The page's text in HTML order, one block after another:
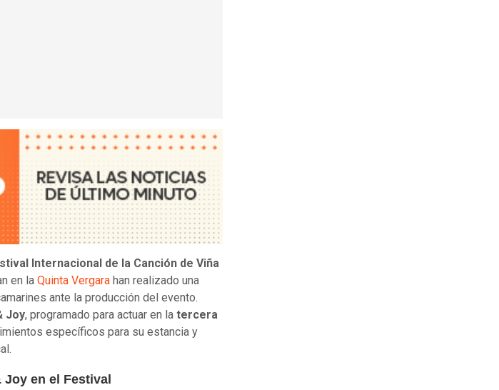
Internacional de la Canción de Viña
en la Quinta Vergara han realizado una
ante la producción del evento.
Joy, programado para actuar en la tercera
específicos para su estancia y
en el Festival